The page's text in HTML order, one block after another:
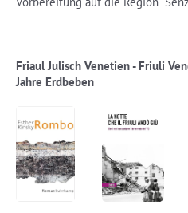
Friaul Julisch Venetien - Friuli
Jahre Erdbeben